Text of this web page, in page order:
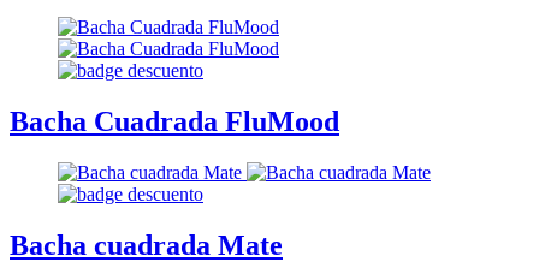
Bacha Cuadrada FluMood
Bacha cuadrada Mate